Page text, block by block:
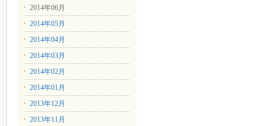
2014年06月
2014年05月
2014年04月
2014年03月
2014年02月
2014年01月
2013年12月
2013年11月